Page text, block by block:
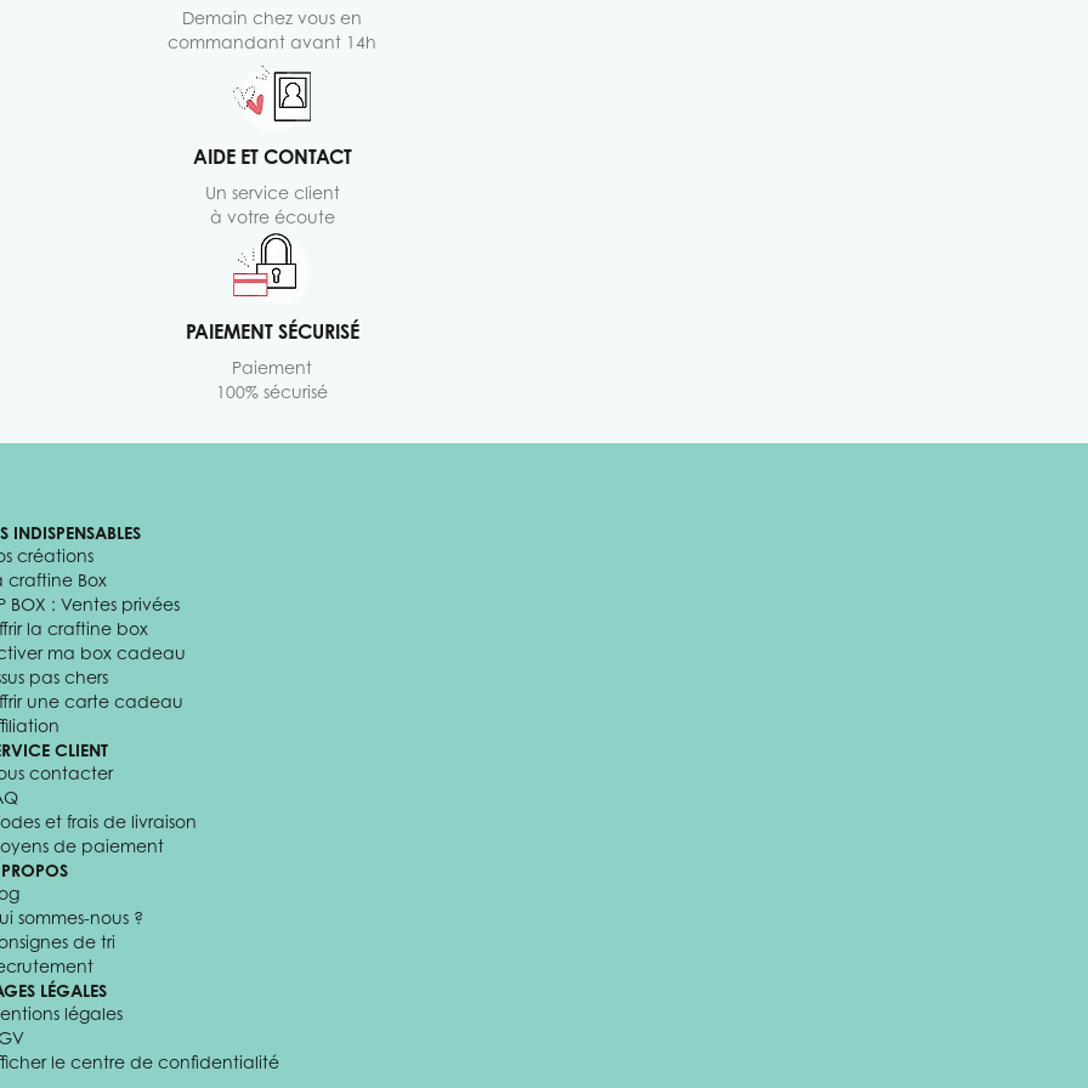
Demain chez vous en
commandant avant 14h
AIDE ET CONTACT
Un service client
à votre écoute
PAIEMENT SÉCURISÉ
Paiement
100% sécurisé
INDISPENSABLES
créations
craftine Box
BOX : Ventes privées
la craftine box
ma box cadeau
pas chers
une carte cadeau
CLIENT
contacter
et frais de livraison
de paiement
sommes-nous ?
de tri
LÉGALES
légales
le centre de confidentialité